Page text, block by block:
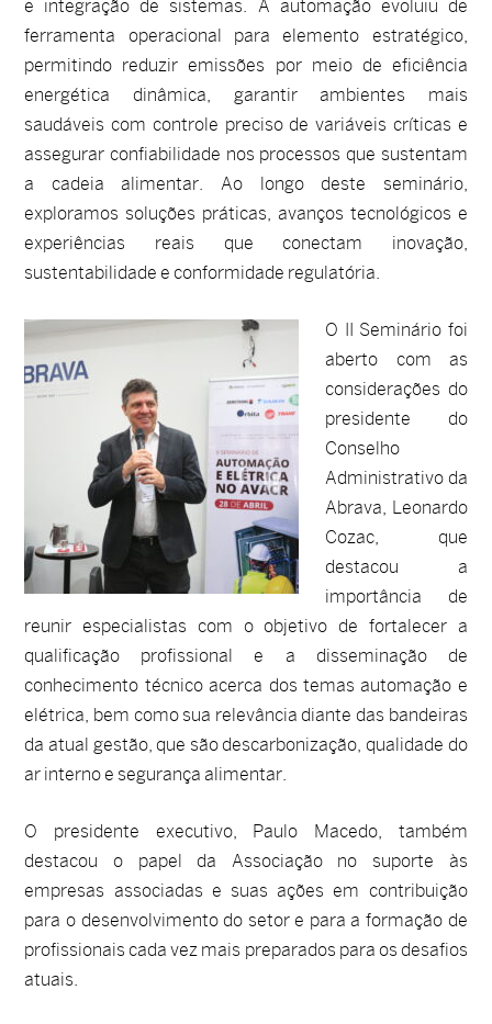
e integração de sistemas. A automação evoluiu de
ferramenta operacional para elemento estratégico,
permitindo reduzir emissões por meio de eficiência
energética dinâmica, garantir ambientes mais
saudáveis com controle preciso de variáveis críticas e
assegurar confiabilidade nos processos que sustentam
a cadeia alimentar. Ao longo deste seminário,
exploramos soluções práticas, avanços tecnológicos e
experiências reais que conectam inovação,
sustentabilidade e conformidade regulatória.
O II Seminário foi
aberto com as
considerações do
presidente do
Conselho
Administrativo da
Abrava, Leonardo
Cozac, que
destacou a
importância de
reunir especialistas com o objetivo de fortalecer a
qualificação profissional e a disseminação de
conhecimento técnico acerca dos temas automação e
elétrica, bem como sua relevância diante das bandeiras
da atual gestão, que são descarbonização, qualidade do
ar interno e segurança alimentar.
O presidente executivo, Paulo Macedo, também
destacou o papel da Associação no suporte às
empresas associadas e suas ações em contribuição
para o desenvolvimento do setor e para a formação de
profissionais cada vez mais preparados para os desafios
atuais.